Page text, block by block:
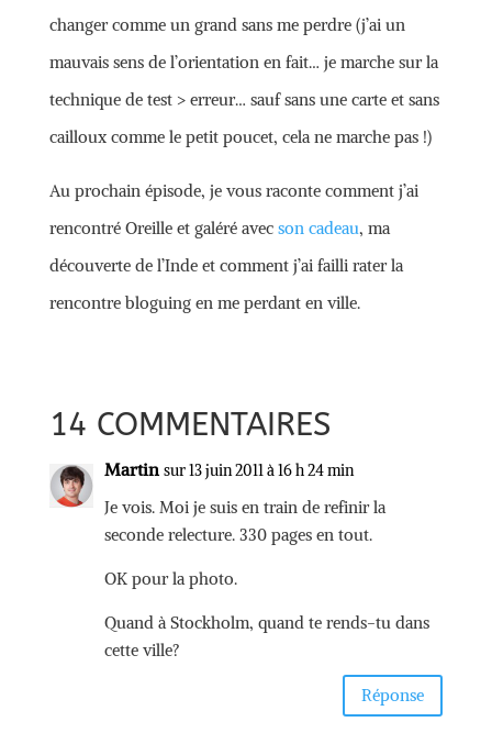
changer comme un grand sans me perdre (j’ai un
mauvais sens de l’orientation en fait… je marche sur la
technique de test > erreur… sauf sans une carte et sans
cailloux comme le petit poucet, cela ne marche pas !)
Au prochain épisode, je vous raconte comment j’ai
rencontré Oreille et galéré avec son cadeau, ma
découverte de l’Inde et comment j’ai failli rater la
rencontre bloguing en me perdant en ville.
14 COMMENTAIRES
Martin sur 13 juin 2011 à 16 h 24 min
Je vois. Moi je suis en train de refinir la
seconde relecture. 330 pages en tout.
OK pour la photo.
Quand à Stockholm, quand te rends-tu dans
cette ville?
Réponse